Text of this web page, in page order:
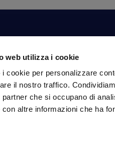
web utilizza i cookie
i cookie per personalizzare
il nostro traffico.
che si occupano di
con altre informazioni che ha
Il tuo
Ordini
Dati
Dati per